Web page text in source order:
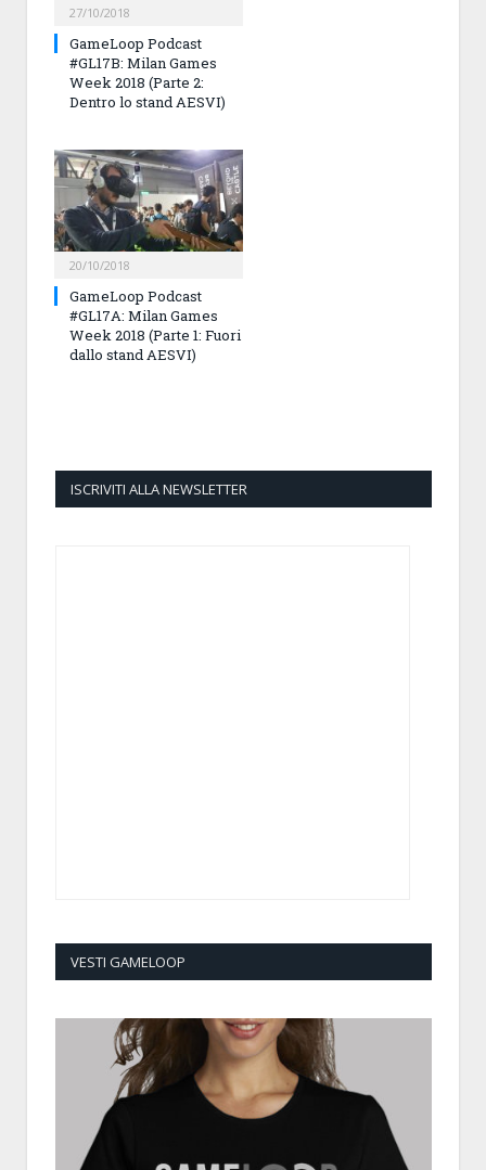
27/10/2018
GameLoop Podcast
#GL17B: Milan Games
Week 2018 (Parte 2:
Dentro lo stand AESVI)
20/10/2018
GameLoop Podcast
#GL17A: Milan Games
Week 2018 (Parte 1: Fuori
dallo stand AESVI)
ISCRIVITI ALLA NEWSLETTER
VESTI GAMELOOP